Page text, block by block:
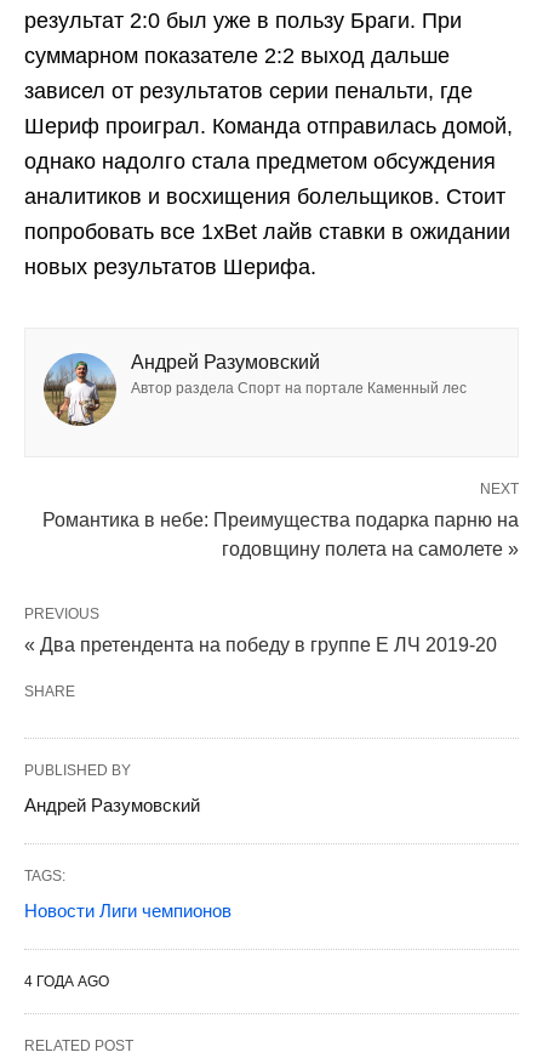
результат 2:0 был уже в пользу Браги. При
суммарном показателе 2:2 выход дальше
зависел от результатов серии пенальти, где
Шериф проиграл. Команда отправилась домой,
однако надолго стала предметом обсуждения
аналитиков и восхищения болельщиков. Стоит
попробовать все 1xBet лайв ставки в ожидании
новых результатов Шерифа.
Андрей Разумовский
Автор раздела Спорт на портале Каменный лес
NEXT
Романтика в небе: Преимущества подарка парню на
годовщину полета на самолете »
PREVIOUS
« Два претендента на победу в группе Е ЛЧ 2019-20
SHARE
PUBLISHED BY
Андрей Разумовский
TAGS:
Новости Лиги чемпионов
4 ГОДА AGO
RELATED POST